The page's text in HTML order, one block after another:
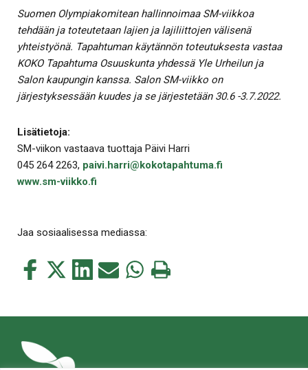
Suomen Olympiakomitean hallinnoimaa SM-viikkoa
tehdään ja toteutetaan lajien ja lajiliittojen välisenä
yhteistyönä. Tapahtuman käytännön toteutuksesta vastaa
KOKO Tapahtuma Osuuskunta yhdessä Yle Urheilun ja
Salon kaupungin kanssa. Salon SM-viikko on
järjestyksessään kuudes ja se järjestetään 30.6 -3.7.2022.
Lisätietoja:
SM-viikon vastaava tuottaja Päivi Harri
045 264 2263, paivi.harri@kokotapahtuma.fi
www.sm-viikko.fi
Jaa sosiaalisessa mediassa:
Jaa
Jaa
Jaa Jaa Jaa Tulosta